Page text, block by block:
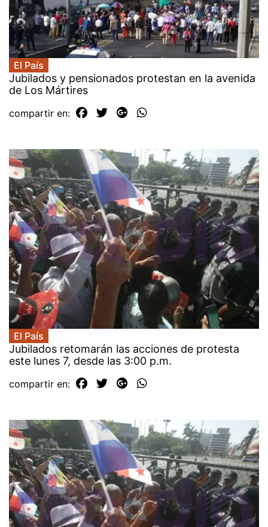
El País
Jubilados y pensionados protestan en la avenida
de Los Mártires
compartir en:
El País
Jubilados retomarán las acciones de protesta
este lunes 7, desde las 3:00 p.m.
compartir en: